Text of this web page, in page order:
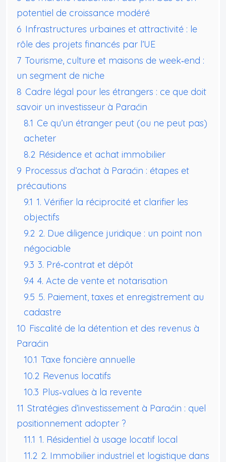
potentiel de croissance modéré
6 Infrastructures urbaines et attractivité : le
rôle des projets financés par l’UE
7 Tourisme, culture et maisons de week‑end :
un segment de niche
8 Cadre légal pour les étrangers : ce que doit
savoir un investisseur à Paraćin
8.1 Ce qu’un étranger peut (ou ne peut pas)
acheter
8.2 Résidence et achat immobilier
9 Processus d’achat à Paraćin : étapes et
précautions
9.1 1. Vérifier la réciprocité et clarifier les
objectifs
9.2 2. Due diligence juridique : un point non
négociable
9.3 3. Pré‑contrat et dépôt
9.4 4. Acte de vente et notarisation
9.5 5. Paiement, taxes et enregistrement au
cadastre
10 Fiscalité de la détention et des revenus à
Paraćin
10.1 Taxe foncière annuelle
10.2 Revenus locatifs
10.3 Plus‑values à la revente
11 Stratégies d’investissement à Paraćin : quel
positionnement adopter ?
11.1 1. Résidentiel à usage locatif local
11.2 2. Immobilier industriel et logistique dans